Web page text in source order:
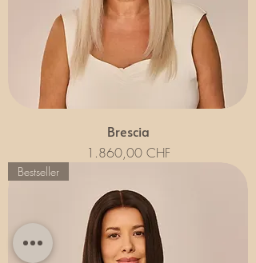
Brescia
Preis
1.860,00 CHF
Bestseller